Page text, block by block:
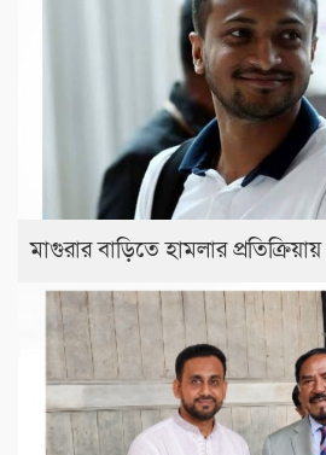
মাগুরার বাড়িতে হামলার